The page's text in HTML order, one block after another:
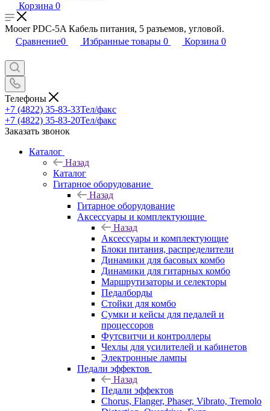
Корзина 0
Mooer PDC-5A Кабель питания, 5 разъемов, угловой.
Сравнение0 Избранные товары 0 Корзина 0
Телефоны
+7 (4822) 35-83-33Тел/факс
+7 (4822) 35-83-20Тел/факс
Заказать звонок
Каталог
Назад
Каталог
Гитарное оборудование
Назад
Гитарное оборудование
Аксессуары и комплектующие
Назад
Аксессуары и комплектующие
Блоки питания, распределители
Динамики для басовых комбо
Динамики для гитарных комбо
Маршрутизаторы и селекторы
Педалборды
Стойки для комбо
Сумки и кейсы для педалей и
процессоров
Футсвитчи и контроллеры
Чехлы для усилителей и кабинетов
Электронные лампы
Педали эффектов
Назад
Педали эффектов
Chorus, Flanger, Phaser, Vibrato, Tremolo